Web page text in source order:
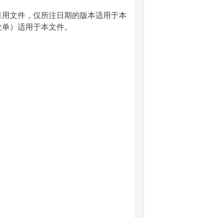
文件，仅所注日期的版本适用于本
）适用于本文件。